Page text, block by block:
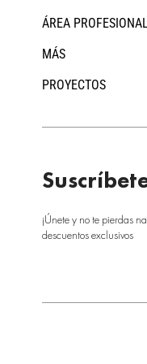
ÁREA
MÁS
PROYECTOS
¡Únete y no te pierdas
descuentos exclusivos